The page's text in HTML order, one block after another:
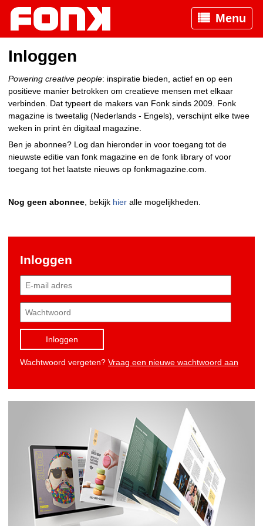
Menu
Inloggen
Powering creative people: inspiratie bieden, actief en op een
positieve manier betrokken om creatieve mensen met elkaar
verbinden. Dat typeert de makers van Fonk sinds 2009. Fonk
magazine is tweetalig (Nederlands - Engels), verschijnt elke twee
weken in print èn digitaal magazine.
Ben je abonnee? Log dan hieronder in voor toegang tot de
nieuwste editie van fonk magazine en de fonk library of voor
toegang tot het laatste nieuws op fonkmagazine.com.
Nog geen abonnee , bekijk hier alle mogelijkheden.
Inloggen
Inloggen
Wachtwoord vergeten? Vraag een nieuwe wachtwoord aan